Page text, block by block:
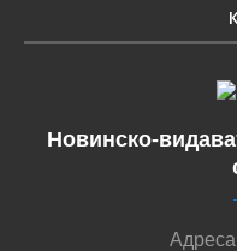
Новинско-